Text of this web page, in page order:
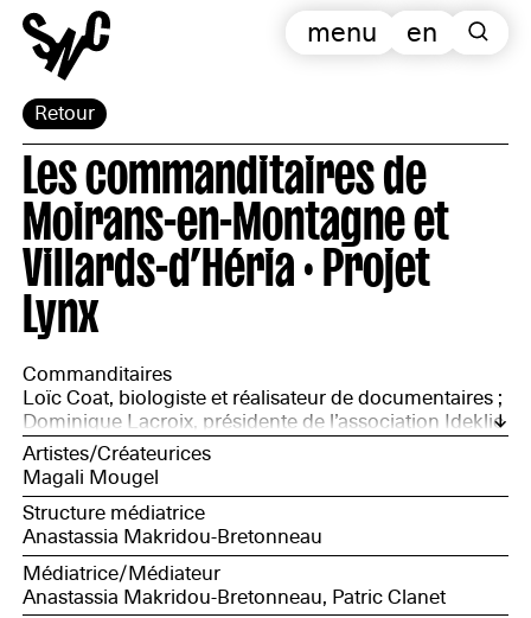
Retour
en
menu
Les commanditaires de
Moirans-en-Montagne et
Villards-d’Héria · Projet
Lynx
Commanditaires
Loïc Coat, biologiste et réalisateur de documentaires ;
Dominique Lacroix, présidente de l’association Ideklic
et programmatrice de l’action culturelle et des ateliers.
Sylvie Martin-Lahmani, directrice artistique du festival
Ideklic et enseignante à l’université Paris 8 ; Laurence
Pasteur, directrice de l’école de Villards-d’Héria (élèves
de maternelle et de CM1-CM2 répartis en deux
classes) ; Marie-Christine Pennors, directrice de l’école
maternelle et primaire de Moirans-en-Montagne.
Artistes/Créateurices
Magali Mougel
Structure médiatrice
Anastassia Makridou-Bretonneau
Médiatrice/Médiateur
Anastassia Makridou-Bretonneau, Patric Clanet